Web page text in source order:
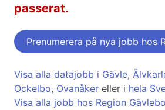
passerat.
Prenumerera på nya jobb hos
Visa alla datajobb i Gävle,
Ockelbo, Ovanåker eller i hela
Visa alla jobb hos Region